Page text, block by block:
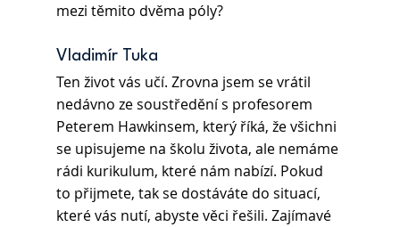
mezi těmito dvěma póly?
Vladimír Tuka
Ten život vás učí. Zrovna jsem se vrátil
nedávno ze soustředění s profesorem
Peterem Hawkinsem, který říká, že všichni
se upisujeme na školu života, ale nemáme
rádi kurikulum, které nám nabízí. Pokud
to přijmete, tak se dostáváte do situací,
které vás nutí, abyste věci řešili. Zajímavé